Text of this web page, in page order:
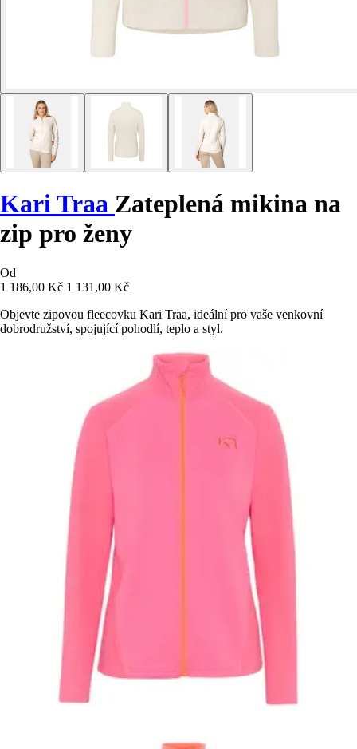
Kari Traa Zateplená mikina na
zip pro ženy
Od
1 186,00 Kč 1 131,00 Kč
Objevte zipovou fleecovku Kari Traa, ideální pro vaše venkovní
dobrodružství, spojující pohodlí, teplo a styl.